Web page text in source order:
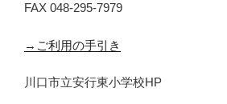
FAX 048-295-7979
→ご利用の手引き
川口市立安行東小学校HP